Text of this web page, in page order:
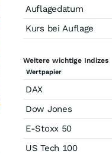
Auflagedatum
Kurs bei Auflage
Weitere wichtige Indizes
Wertpapier
DAX
Dow Jones
E-Stoxx 50
US Tech 100